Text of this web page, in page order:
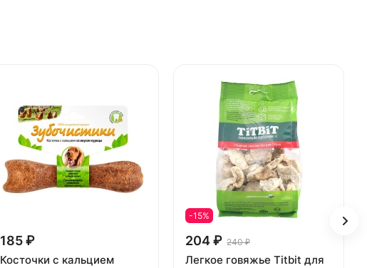
185 ₽
Косточки с кальцием
-15%
204 ₽ 240 ₽
Легкое говяжье Titbit для